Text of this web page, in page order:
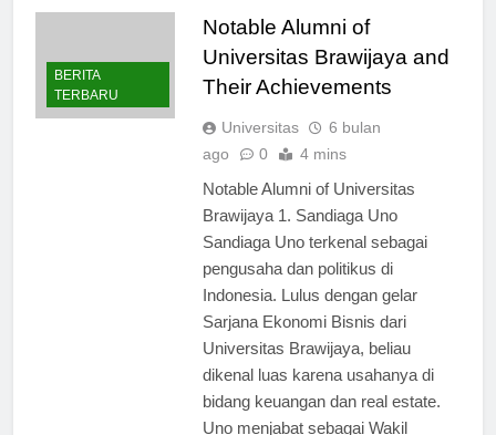
BERITA
Notable Alumni of
Universitas Brawijaya and
Universitas
6 bulan
Notable Alumni of Universitas
Brawijaya 1. Sandiaga Uno
Sandiaga Uno terkenal sebagai
pengusaha dan politikus di
Indonesia. Lulus dengan gelar
Sarjana Ekonomi Bisnis dari
Universitas Brawijaya, beliau
dikenal luas karena usahanya di
bidang keuangan dan real estate.